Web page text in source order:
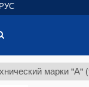
марки "А" (т.) $86
РУС